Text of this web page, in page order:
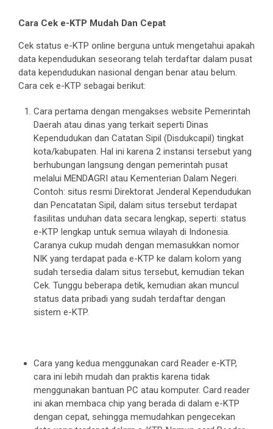
Cara Cek e-KTP Mudah Dan Cepat
Cek status e-KTP online berguna untuk mengetahui apakah
data kependudukan seseorang telah terdaftar dalam pusat
data kependudukan nasional dengan benar atau belum.
Cara cek e-KTP sebagai berikut:
Cara pertama dengan mengakses website Pemerintah
Daerah atau dinas yang terkait seperti Dinas
Kependudukan dan Catatan Sipil (Disdukcapil) tingkat
kota/kabupaten. Hal ini karena 2 instansi tersebut yang
berhubungan langsung dengan pemerintah pusat
melalui MENDAGRI atau Kementerian Dalam Negeri.
Contoh: situs resmi Direktorat Jenderal Kependudukan
dan Pencatatan Sipil, dalam situs tersebut terdapat
fasilitas unduhan data secara lengkap, seperti: status
e-KTP lengkap untuk semua wilayah di Indonesia.
Caranya cukup mudah dengan memasukkan nomor
NIK yang terdapat pada e-KTP ke dalam kolom yang
sudah tersedia dalam situs tersebut, kemudian tekan
Cek. Tunggu beberapa detik, kemudian akan muncul
status data pribadi yang sudah terdaftar dengan
sistem e-KTP.
Cara yang kedua menggunakan card Reader e-KTP,
cara ini lebih mudah dan praktis karena tidak
menggunakan bantuan PC atau komputer. Card reader
ini akan membaca chip yang berada di dalam e-KTP
dengan cepat, sehingga memudahkan pengecekan